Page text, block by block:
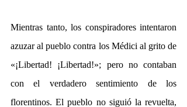
Mientras tanto, los conspiradores intentaron
azuzar al pueblo contra los Médici al grito de
«¡Libertad! ¡Libertad!»; pero no contaban
con el verdadero sentimiento de los
florentinos. El pueblo no siguió la revuelta,